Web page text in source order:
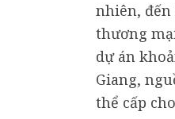
nhiên, đến
thương
dự án
Giang,
thể cấp